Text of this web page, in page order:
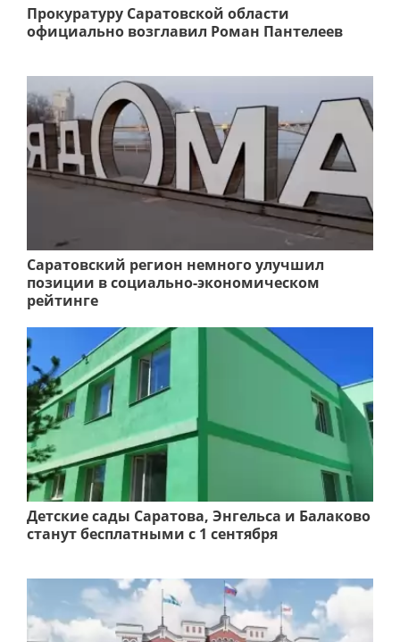
Прокуратуру Саратовской области
официально возглавил Роман Пантелеев
Саратовский регион немного улучшил
позиции в социально-экономическом
рейтинге
Детские сады Саратова, Энгельса и Балаково
станут бесплатными с 1 сентября